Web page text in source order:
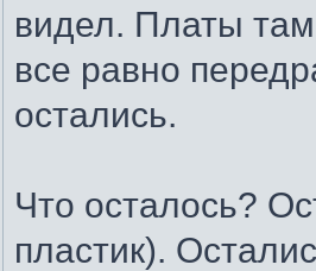
видел. Платы там
все равно
остались.
Что осталось?
пластик).